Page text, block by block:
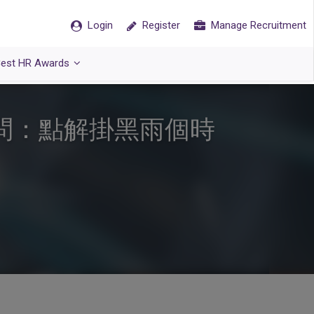
Login Register Manage Recruitment
HR Awards
：點解掛黑雨個時